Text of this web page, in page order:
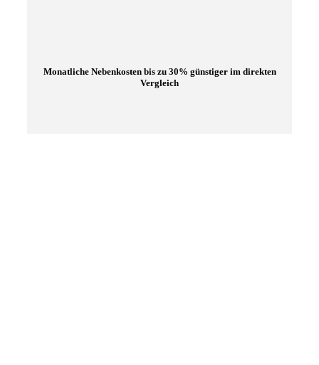
Monatliche Nebenkosten bis zu 30% günstiger im direkten
Vergleich